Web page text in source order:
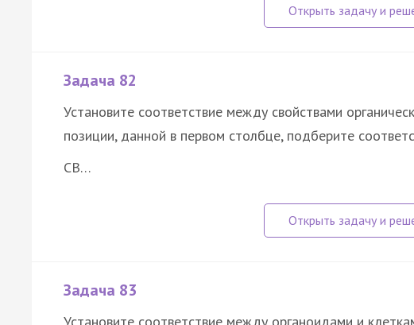
Задача 82
Установите соответствие между свойствами
позиции, данной в первом столбце, подберите
СВ…
Задача 83